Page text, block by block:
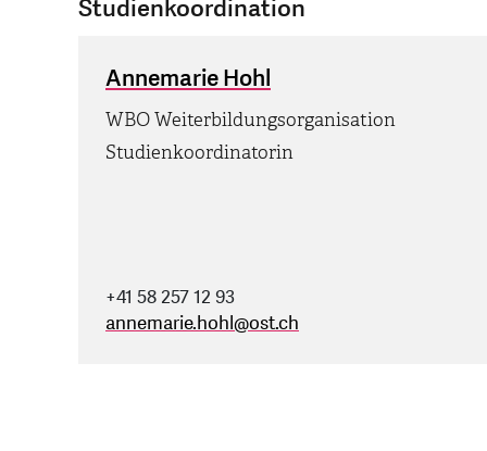
Studienkoordination
Annemarie Hohl
WBO Weiterbildungsorganisation
Studienkoordinatorin
+41 58 257 12 93
annemarie.hohl@ost.ch